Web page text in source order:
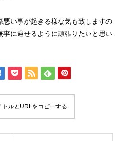
悪い事が起きる様な気も致しますの
事に過せるように頑張りたいと思い
トルとURLをコピーする